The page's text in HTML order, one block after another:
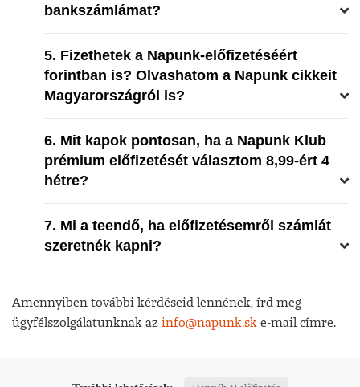
bankszámlámat?
5. Fizethetek a Napunk-előfizetéséért
forintban is? Olvashatom a Napunk cikkeit
Magyarországról is?
6. Mit kapok pontosan, ha a Napunk Klub
prémium előfizetését választom 8,99-ért 4
hétre?
7. Mi a teendő, ha előfizetésemről számlát
szeretnék kapni?
Amennyiben további kérdéseid lennének, írd meg
ügyfélszolgálatunknak azinfo@napunk.ske-mail címre.